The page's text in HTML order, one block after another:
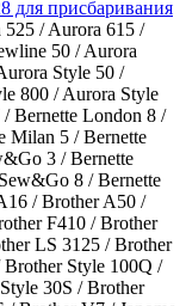
для присбаривания
525 / Aurora 615 /
50 / Aurora
Style 50 /
800 / Aurora Style
Bernette London 8 /
Milan 5 / Bernette
3 / Bernette
8 / Bernette
/ Brother A50 /
F410 / Brother
LS 3125 / Brother
Style 100Q /
30S / Brother